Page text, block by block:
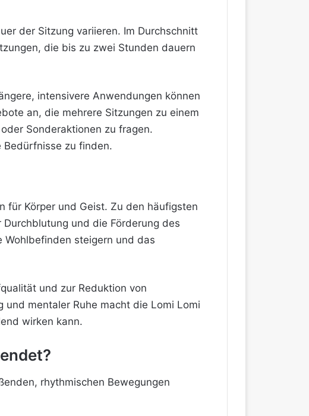
der Sitzung variieren. Im Durchschnitt
die bis zu zwei Stunden dauern
intensivere Anwendungen können
an, die mehrere Sitzungen zu einem
Sonderaktionen zu fragen.
Bedürfnisse zu finden.
für Körper und Geist. Zu den häufigsten
und die Förderung des
Wohlbefinden steigern und das
und zur Reduktion von
mentaler Ruhe macht die Lomi Lomi
wirken kann.
rhythmischen Bewegungen